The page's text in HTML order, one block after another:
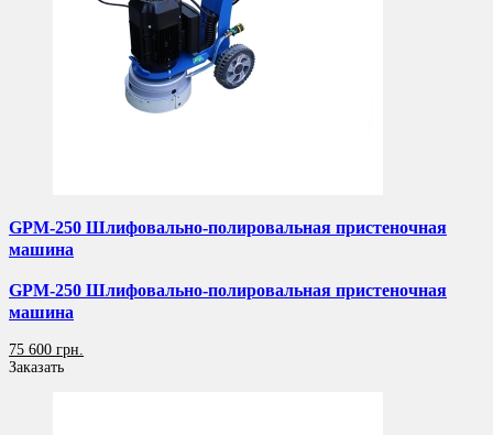
GPM-250 Шлифовально-полировальная пристеночная
машина
GPM-250 Шлифовально-полировальная пристеночная
машина
75 600 грн.
Заказать